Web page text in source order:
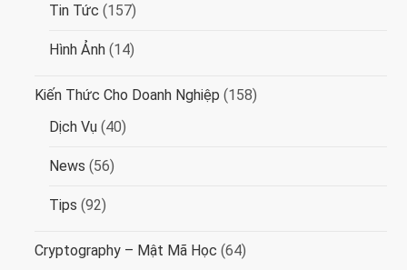
Tin Tức (157)
Hình Ảnh (14)
Kiến Thức Cho Doanh Nghiệp (158)
Dịch Vụ (40)
News (56)
Tips (92)
Cryptography – Mật Mã Học (64)